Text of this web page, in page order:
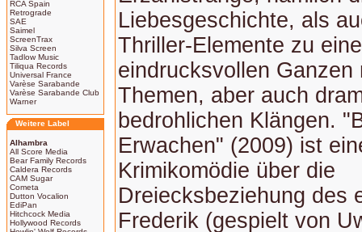
RCA Spain
Retrograde
SAE
Saimel
ScreenTrax
Silva Screen
Tadlow Music
Tiliqua Records
Universal France
Varèse Sarabande
Varèse Sarabande Club
Warner
Weitere Label
Alhambra
All Score Media
Bear Family Records
Caldera Records
CAM Sugar
Cometa
Dutton Vocalion
EdiPan
Hitchcock Media
Hollywood Records
Liebesgeschichte, als
Thriller-Elemente zu
eindrucksvollen Ganzen
Themen, aber auch
bedrohlichen Klängen.
Erwachen" (2009) ist
Krimikomödie über die
Dreiecksbeziehung des
Frederik (gespielt von